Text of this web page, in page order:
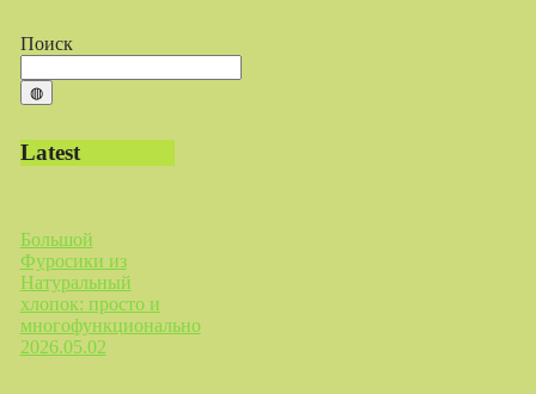
Поиск
◍
Latest
Большой
Фуросики из
Натуральный
хлопок: просто и
многофункционально
2026.05.02